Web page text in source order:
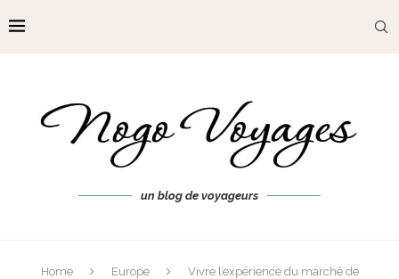
un blog de voyageurs
Home Europe
Vivre l’expérience du marché de